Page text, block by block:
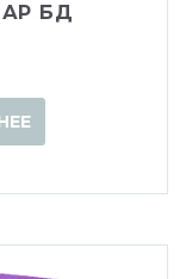
БД